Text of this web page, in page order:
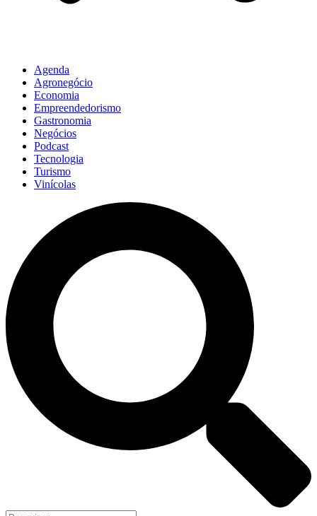
Agenda
Agronegócio
Economia
Empreendedorismo
Gastronomia
Negócios
Podcast
Tecnologia
Turismo
Vinícolas